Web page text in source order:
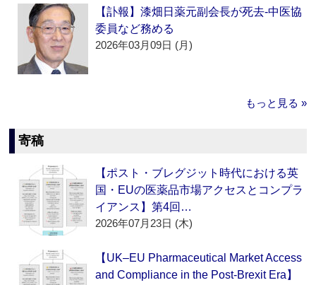
【訃報】漆畑日薬元副会長が死去‐中医協
委員など務める
2026年03月09日 (月)
もっと見る »
寄稿
【ポスト・ブレグジット時代における英
国・EUの医薬品市場アクセスとコンプラ
イアンス】第4回…
2026年07月23日 (木)
【UK–EU Pharmaceutical Market Access
and Compliance in the Post-Brexit Era】